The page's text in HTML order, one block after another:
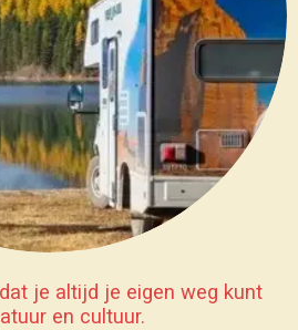
je altijd je eigen weg kunt
en cultuur.